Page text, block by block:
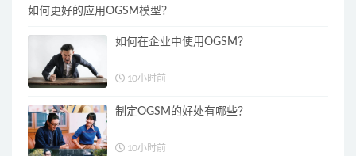
如何更好的应用OGSM模型？
如何在企业中使用OGSM？
10小时前
制定OGSM的好处有哪些？
10小时前